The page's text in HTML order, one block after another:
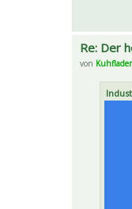
Re: Der
von